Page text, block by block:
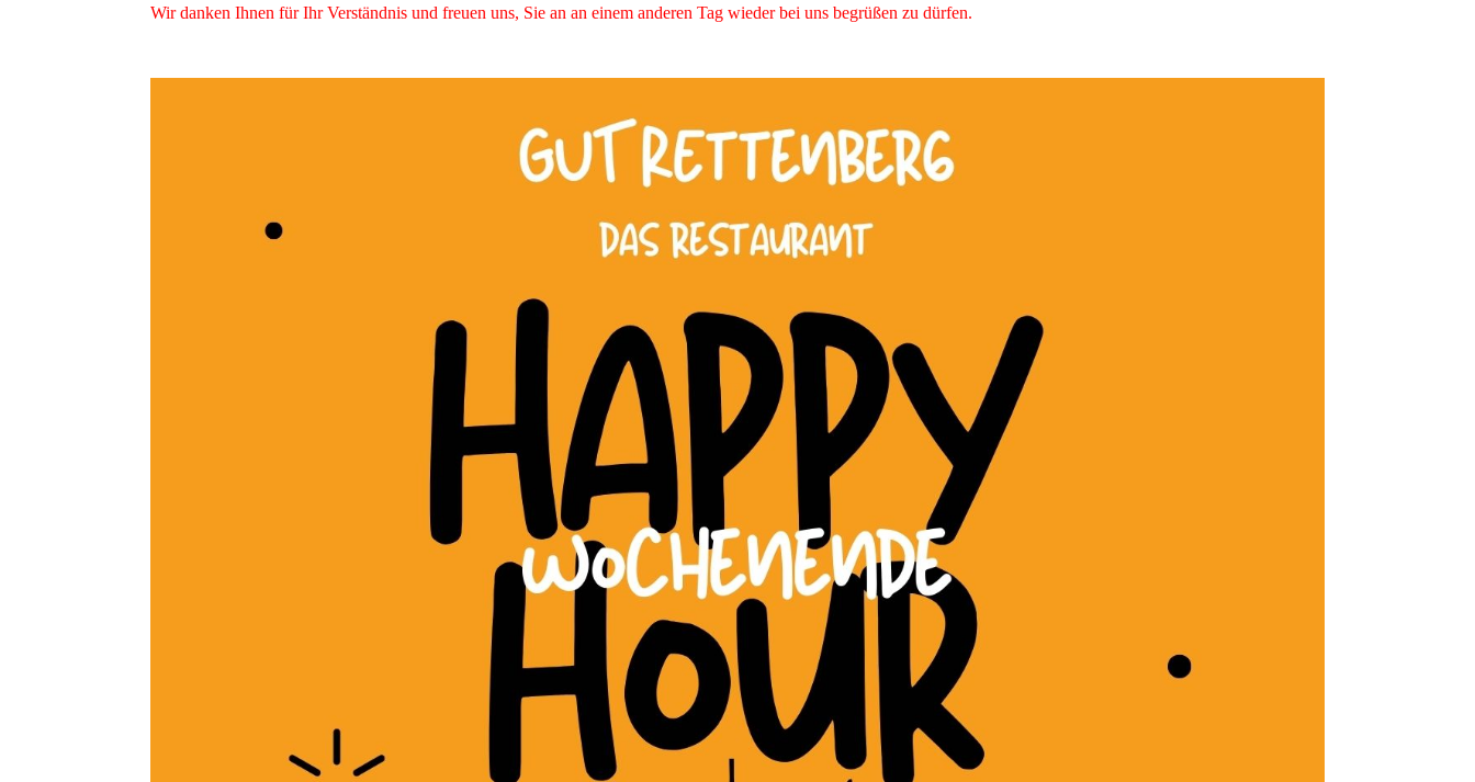
Wir danken Ihnen für Ihr Verständnis und freuen uns, Sie an an einem anderen Tag wieder bei uns begrüßen zu dürfen.